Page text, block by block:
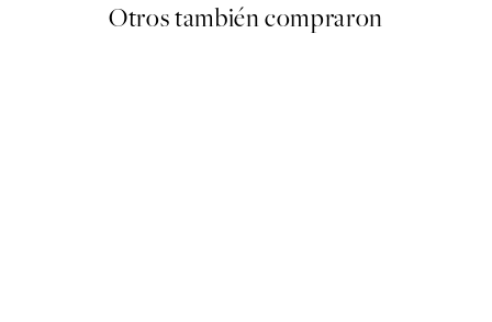
Otros también compraron